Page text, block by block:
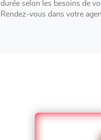
durée selon les besoins de
Rendez-vous dans votre